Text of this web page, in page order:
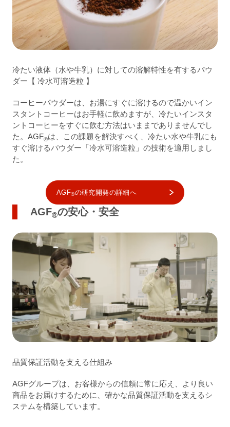
冷たい液体（水や牛乳）に対しての溶解特性を有するパウ
ダー【 冷水可溶造粒 】
コーヒーパウダーは、お湯にすぐに溶けるので温かいイン
スタントコーヒーはお手軽に飲めますが、冷たいインスタ
ントコーヒーをすぐに飲む方法はいままでありませんでし
た。AGF®は、この課題を解決すべく、冷たい水や牛乳にも
すぐ溶けるパウダー「冷水可溶造粒」の技術を適用しまし
た。
AGF®の研究開発の詳細へ
AGF®の安心・安全
品質保証活動を支える仕組み
AGFグループは、お客様からの信頼に常に応え、より良い
商品をお届けするために、確かな品質保証活動を支えるシ
ステムを構築しています。